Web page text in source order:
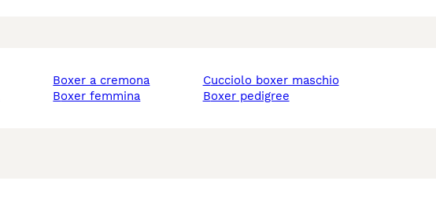
boxer a cremona
boxer femmina
cucciolo boxer maschio
boxer pedigree